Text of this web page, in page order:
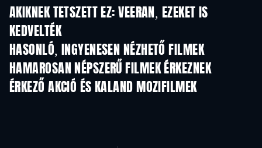
AKIKNEK TETSZETT EZ: VEERAN, EZEKET IS
KEDVELTÉK
HASONLÓ, INGYENESEN NÉZHETŐ FILMEK
HAMAROSAN NÉPSZERŰ FILMEK ÉRKEZNEK
ÉRKEZŐ AKCIÓ ÉS KALAND MOZIFILMEK